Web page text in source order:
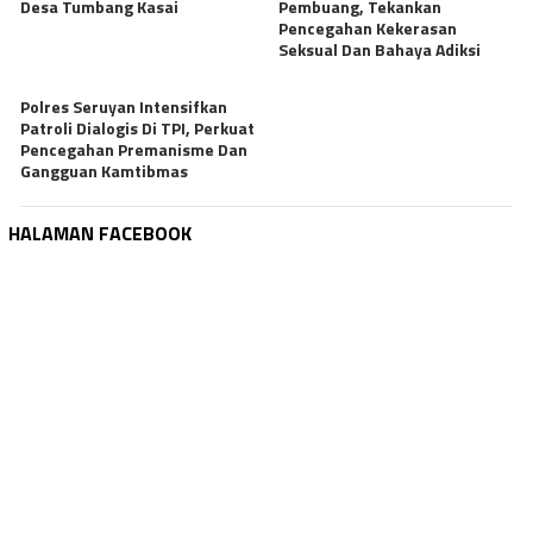
Desa Tumbang Kasai
Pembuang, Tekankan
Pencegahan Kekerasan
Seksual Dan Bahaya Adiksi
Polres Seruyan Intensifkan
Patroli Dialogis Di TPI, Perkuat
Pencegahan Premanisme Dan
Gangguan Kamtibmas
HALAMAN FACEBOOK